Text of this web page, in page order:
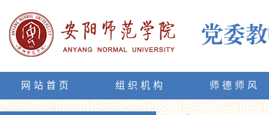
网站首页 组织机构 师德师风